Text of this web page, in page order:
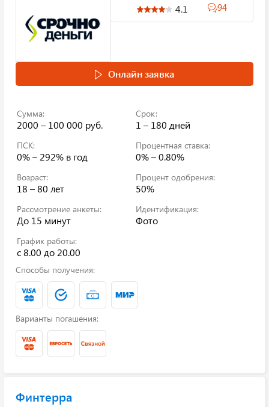
4.1 94
Онлайн заявка
Сумма:
2000 – 100 000 руб.
Срок:
1 – 180 дней
ПСК:
0% – 292% в год
Процентная ставка:
0% – 0.80%
Возраст:
18 – 80 лет
Процент одобрения:
50%
Рассмотрение анкеты:
До 15 минут
Идентификация:
Фото
График работы:
с 8.00 до 20.00
Способы получения:
Варианты погашения:
Финтерра